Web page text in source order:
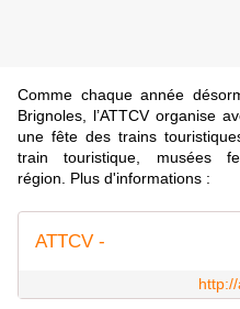
Comme chaque année
Brignoles, l’ATTCV organise
une fête des trains
train touristique, musées
région. Plus d'informations :
ATTCV -